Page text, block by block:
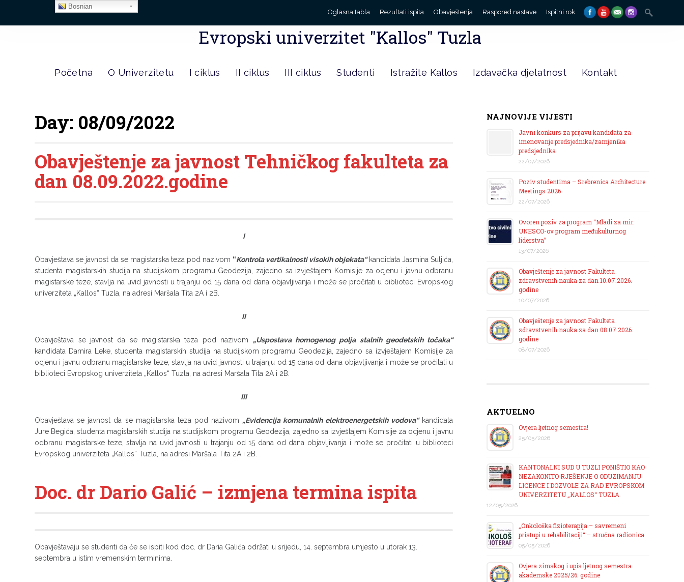
Oglasna tabla Rezultati ispita Obavještenja Raspored nastave Ispitni rok
Search
for:
Evropski univerzitet "Kallos" Tuzla
Početna O Univerzitetu I ciklus II ciklus III ciklus Studenti Istražite Kallos Izdavačka djelatnost Kontakt
Day: 08/09/2022
Obavještenje za javnost Tehničkog fakulteta za
dan 08.09.2022.godine
I
Obavještava se javnost da se magistarska teza pod nazivom “Kontrola vertikalnosti visokih objekata“kandidata Jasmina Suljića,
studenta magistarskih studija na studijskom programu Geodezija, zajedno sa izvještajem Komisije za ocjenu i javnu odbranu
magistarske teze, stavlja na uvid javnosti u trajanju od 15 dana od dana objavljivanja i može se pročitati u biblioteci Evropskog
univerziteta „Kallos“ Tuzla, na adresi Maršala Tita 2A i 2B.
II
Obavještava se javnost da se magistarska teza pod nazivom „Uspostava homogenog polja stalnih geodetskih točaka“
kandidata Damira Leke, studenta magistarskih studija na studijskom programu Geodezija, zajedno sa izvještajem Komisije za
ocjenu i javnu odbranu magistarske teze, stavlja na uvid javnosti u trajanju od 15 dana od dana objavljivanja i može se pročitati u
biblioteci Evropskog univerziteta „Kallos“ Tuzla, na adresi Maršala Tita 2A i 2B.
III
Obavještava se javnost da se magistarska teza pod nazivom „Evidencija komunalnih elektroenergetskih vodova“kandidata
Jure Begića, studenta magistarskih studija na studijskom programu Geodezija, zajedno sa izvještajem Komisije za ocjenu i javnu
odbranu magistarske teze, stavlja na uvid javnosti u trajanju od 15 dana od dana objavljivanja i može se pročitati u biblioteci
Evropskog univerziteta „Kallos“ Tuzla, na adresi Maršala Tita 2A i 2B.
Doc. dr Dario Galić – izmjena termina ispita
Obavještavaju se studenti da će se ispiti kod doc. dr Daria Galića održati u srijedu, 14. septembra umjesto u utorak 13.
septembra u istim vremenskim terminima.
NAJNOVIJE VIJESTI
Javni konkurs za prijavu kandidata za
imenovanje predsjednika/zamjenika
predsjednika
22/07/2026
Poziv studentima – Srebrenica Architecture
Meetings 2026
22/07/2026
Ovoren poziv za program “Mladi za mir:
UNESCO-ov program međukulturnog
liderstva”
13/07/2026
Obavještenje za javnost Fakulteta
zdravstvenih nauka za dan 10.07.2026.
godine
10/07/2026
Obavještenje za javnost Fakulteta
zdravstvenih nauka za dan 08.07.2026.
godine
08/07/2026
AKTUELNO
Ovjera ljetnog semestra!
25/05/2026
KANTONALNI SUD U TUZLI PONIŠTIO KAO
NEZAKONITO RJEŠENJE O ODUZIMANJU
LICENCE I DOZVOLE ZA RAD EVROPSKOM
UNIVERZITETU „KALLOS“ TUZLA
12/05/2026
„Onkološka fizioterapija – savremeni
pristupi u rehabilitaciji“ – stručna radionica
05/05/2026
Ovjera zimskog i upis ljetnog semestra
akademske 2025/26. godine
Bosnian